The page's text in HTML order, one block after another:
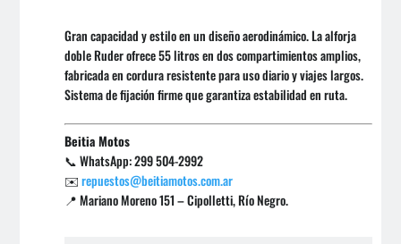
Gran capacidad y estilo en un diseño aerodinámico. La alforja
doble Ruder ofrece 55 litros en dos compartimientos amplios,
fabricada en cordura resistente para uso diario y viajes largos.
Sistema de fijación firme que garantiza estabilidad en ruta.
Beitia Motos
📞 WhatsApp: 299 504-2992
✉️repuestos@beitiamotos.com.ar
📍 Mariano Moreno 151 – Cipolletti, Río Negro.